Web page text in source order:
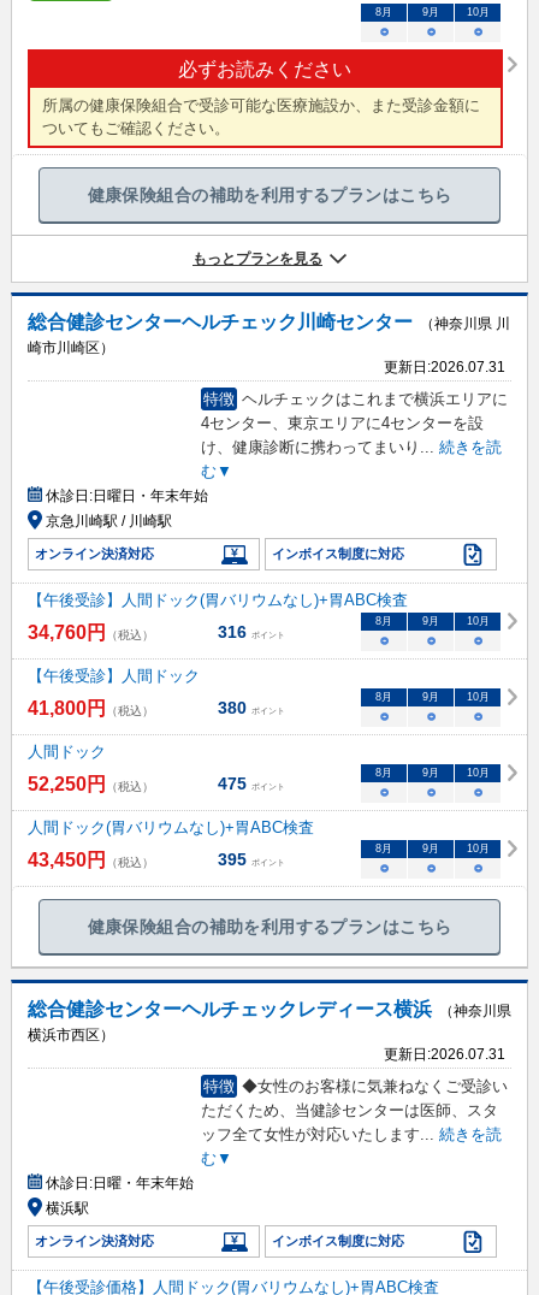
必ずお読みください
所属の健康保険組合で受診可能な医療施設か、また受診金額に
ついてもご確認ください。
8 月 9 月 10月
○ ○ ○
健康保険組合の補助を利用するプランはこちら
もっとプランを見る
総合健診センターヘルチェック川崎センター
（神奈川県 川
崎市川崎区）
更新日:2026.07.31
特徴 ヘルチェックはこれまで横浜エリアに
4センター、東京エリアに4センターを設
け、健康診断に携わってまいり ... 続きを読
む▼
休診日:日曜日・年末年始
京急川崎駅 / 川崎駅
オンライン決済対応 インボイス制度に対応
【午後受診】人間ドック(胃バリウムなし)+胃ABC検査
34,760円 （税込） 316 ポイント
8月 9月 10月
○ ○ ○
【午後受診】人間ドック
41,800円 （税込） 380 ポイント
8月 9月 10月
○ ○ ○
人間ドック
52,250円 （税込） 475 ポイント
8月 9月 10月
○ ○ ○
人間ドック(胃バリウムなし)+胃ABC検査
43,450円 （税込） 395 ポイント
8月 9月 10月
○ ○ ○
健康保険組合の補助を利用するプランはこちら
総合健診センターヘルチェックレディース横浜
（神奈川県
横浜市西区）
更新日:2026.07.31
特徴 ◆女性のお客様に気兼ねなくご受診い
ただくため、当健診センターは医師、スタ
ッフ全て女性が対応いたします
続きを読
む▼
休診日:日曜・年末年始
横浜駅
オンライン決済対応 インボイス制度に対応
【午後受診価格】人間ドック(胃バリウムなし)+胃ABC検査